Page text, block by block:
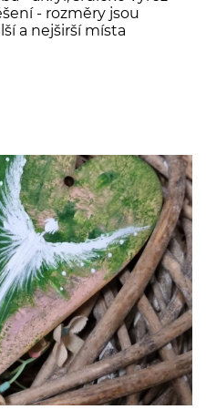
- rozměry jsou
a nejširší místa